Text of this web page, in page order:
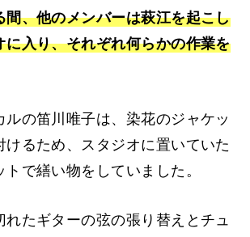
間、他のメンバーは萩江を起こし
に入り、それぞれ何らかの作業を
ルの笛川唯子は、染花のジャケッ
けるため、スタジオに置いていた
で繕い物をしていました。
れたギターの弦の張り替えとチュ